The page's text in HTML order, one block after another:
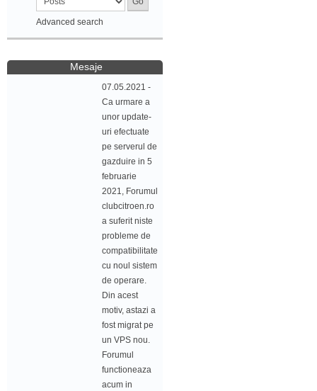
Advanced search
Mesaje
07.05.2021 -
Ca urmare a
unor update-
uri efectuate
pe serverul de
gazduire in 5
februarie
2021, Forumul
clubcitroen.ro
a suferit niste
probleme de
compatibilitate
cu noul sistem
de operare.
Din acest
motiv, astazi a
fost migrat pe
un VPS nou.
Forumul
functioneaza
acum in